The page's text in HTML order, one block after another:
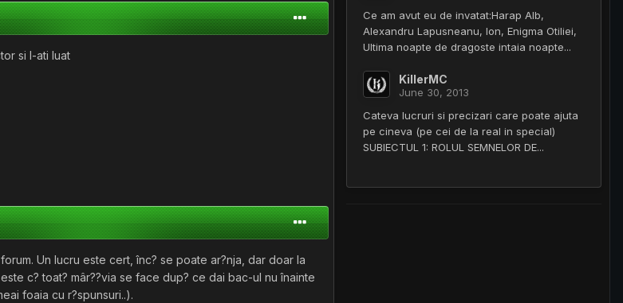
si l-ati luat
Un lucru este cert, înc? se poate ar?nja, dar doar la
c? toat? mâr??via se face dup? ce dai bac-ul nu înainte
foaia cu r?spunsuri..).
Ce am avut eu de invatat:Harap Alb,
Alexandru Lapusneanu, Ion, Enigma Otiliei,
Ultima noapte de dragoste intaia noapte...
KillerMC
June 30, 2013
Cateva lucruri si precizari care poate ajuta
pe cineva (pe cei de la real in special)
SUBIECTUL 1: ROLUL SEMNELOR DE...